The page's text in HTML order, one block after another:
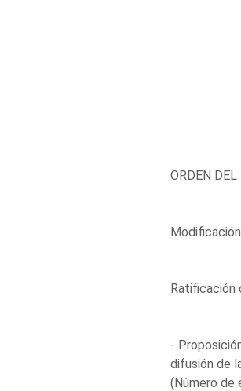
ORDEN DEL
Ratificación
-
difusión de
(Número de